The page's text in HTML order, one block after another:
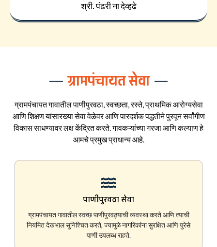
श्री. पंढरी ना देव्हढे
ग्रामपंचायत सेवा
ग्रामपंचायत गावातील पाणीपुरवठा, स्वच्छता, रस्ते, प्राथमिक आरोग्यसेवा
आणि शिक्षण यांसारख्या सेवा वेळेवर आणि पारदर्शक पद्धतीने पुरवून सर्वांगीण
विकास साधण्यावर लक्ष केंद्रित करते. गावकऱ्यांच्या गरजा आणि कल्याण हे
आमचे प्रमुख प्राधान्य आहे.
पाणीपुरवठा सेवा
ग्रामपंचायत गावातील स्वच्छ पाणीपुरवठ्याची व्यवस्था करते आणि त्याची
नियमित देखभाल सुनिश्चित करते, ज्यामुळे नागरिकांना सुरक्षित आणि पुरेसे
पाणी उपलब्ध राहते.